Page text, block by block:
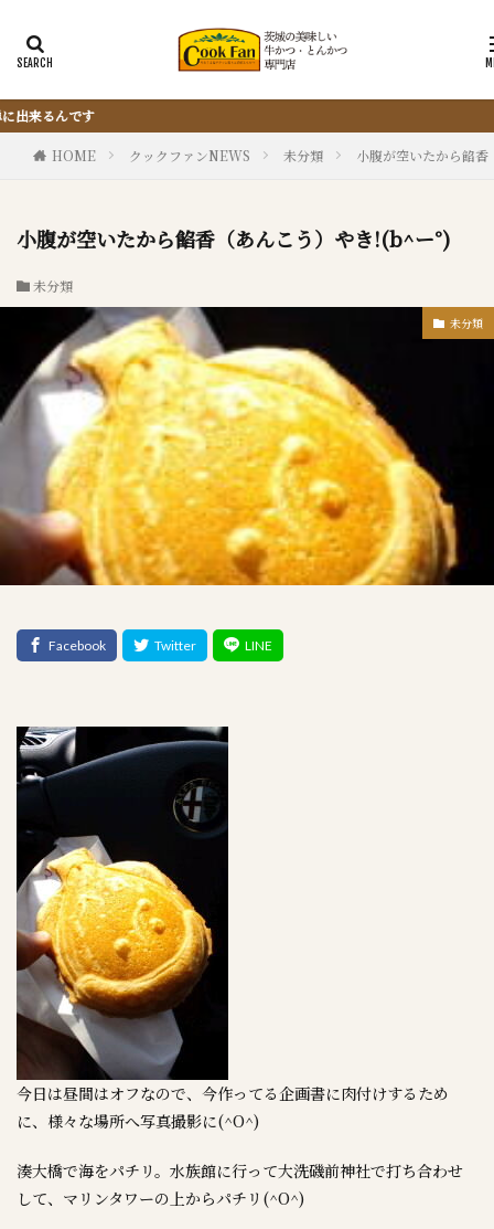
HOME クックファンNEWS 未分類 小腹が空いたから餡
小腹が空いたから餡香（あんこう）やき!(b^ー°)
未分類
未分類
今日は昼間はオフなので、今作ってる企画書に肉付けするため
に、様々な場所へ写真撮影に(^O^)
湊大橋で海をパチリ。水族館に行って大洗磯前神社で打ち合わせ
して、マリンタワーの上からパチリ(^O^)